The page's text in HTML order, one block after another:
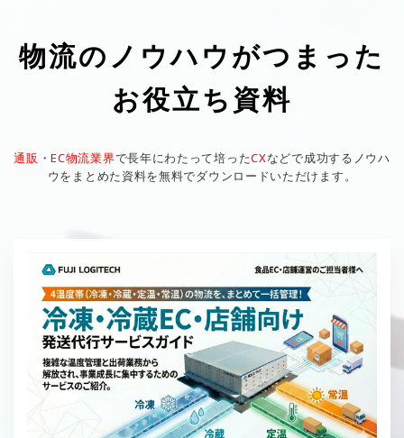
物流のノウハウがつまった
お役立ち資料
通販 ・EC物流業界で長年にわたって培ったCXなどで成功するノウハ
ウをまとめた資料を無料でダウンロードいただけます。